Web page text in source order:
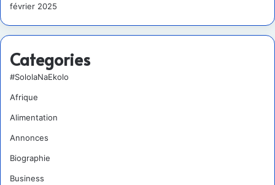
février 2025
Categories
#SololaNaEkolo
Afrique
Alimentation
Annonces
Biographie
Business